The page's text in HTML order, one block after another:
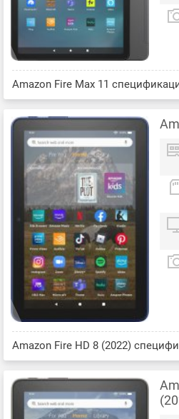
Amazon Fire Max 11
Amazon Fire HD 8 (2022)